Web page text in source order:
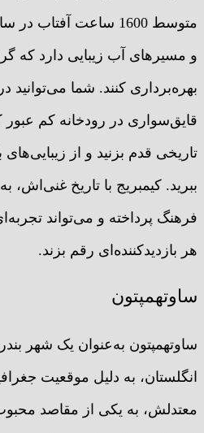
متوسط 1600 ساعت
و مسیرهای آب زیبایی دارد که
بهره‌برداری کنند. شما می‌توانید
قایق‌سواری در رودخانه کم عبور
تاریخی قدم بزنید و از
ببرید. کیمبریج با تاریخ غنی‌اش،
فرهنگ پرداخته و می‌تواند
هر بازدیدکننده‌ای رقم بزند.
ساوتهمپتون
ساوتهمپتون به‌عنوان یک شهر
انگلستان، به دلیل موقعیت
معتدلش، به یکی از مقاصد